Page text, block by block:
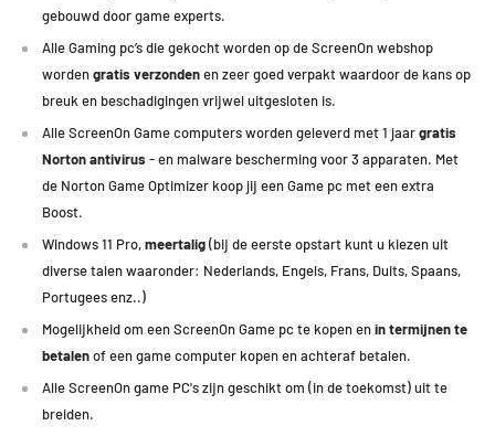
gebouwd door game experts.
Alle Gaming pc’s die gekocht worden op de ScreenOn webshop
wordengratis verzondenen zeer goed verpakt waardoor de kans op
breuk en beschadigingen vrijwel uitgesloten is.
Alle ScreenOn Game computers worden geleverd met 1 jaargratis
Norton antivirus - en malware bescherming voor 3 apparaten. Met
de Norton Game Optimizer koop jij een Game pc met een extra
Boost.
Windows 11 Pro,meertalig(bij de eerste opstart kunt u kiezen uit
diverse talen waaronder: Nederlands, Engels, Frans, Duits, Spaans,
Portugees enz..)
Mogelijkheid om een ScreenOn Game pc te kopen enin termijnen te
betalenof een game computer kopen en achteraf betalen.
Alle ScreenOn game PC's zijn geschikt om (in de toekomst) uit te
breiden.